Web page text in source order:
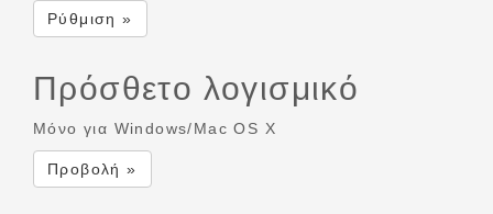
Ρύθμιση »
Πρόσθετο λογισμικό
Μόνο για Windows/Mac OS X
Προβολή »